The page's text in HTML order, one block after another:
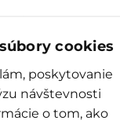
cookies
poskytovanie
návštevnosti
o tom, ako